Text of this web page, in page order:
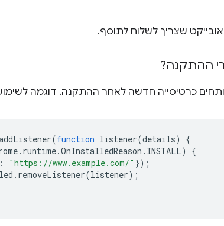
שצריך לשלוח לתוסף.
ההתקנה?
כרטיסייה חדשה לאחר ההתקנה. דוגמה
(function listener(details)
{
. runtime.OnInstalledReason . INSTALL)
{
: "https://www.example.com/" });
. removeListener(listener);